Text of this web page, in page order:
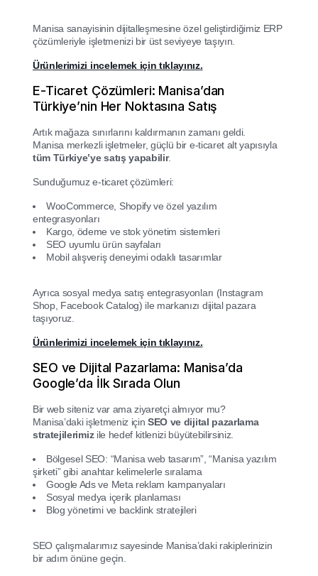
Manisa sanayisinin dijitalleşmesine özel geliştirdiğimiz ERP
çözümleriyle işletmenizi bir üst seviyeye taşıyın.
Ürünlerimizi incelemek için tıklayınız.
E-Ticaret Çözümleri: Manisa’dan
Türkiye’nin Her Noktasına Satış
Artık mağaza sınırlarını kaldırmanın zamanı geldi.
Manisa merkezli işletmeler, güçlü bir e-ticaret alt yapısıyla
tüm Türkiye’ye satış yapabilir.
Sunduğumuz e-ticaret çözümleri:
WooCommerce, Shopify ve özel yazılım
entegrasyonları
Kargo, ödeme ve stok yönetim sistemleri
SEO uyumlu ürün sayfaları
Mobil alışveriş deneyimi odaklı tasarımlar
Ayrıca sosyal medya satış entegrasyonları (Instagram
Shop, Facebook Catalog) ile markanızı dijital pazara
taşıyoruz.
Ürünlerimizi incelemek için tıklayınız.
SEO ve Dijital Pazarlama: Manisa’da
Google’da İlk Sırada Olun
Bir web siteniz var ama ziyaretçi almıyor mu?
Manisa’daki işletmeniz içinSEO ve dijital pazarlama
stratejilerimizile hedef kitlenizi büyütebilirsiniz.
Bölgesel SEO: “Manisa web tasarım”, “Manisa yazılım
şirketi” gibi anahtar kelimelerle sıralama
Google Ads ve Meta reklam kampanyaları
Sosyal medya içerik planlaması
Blog yönetimi ve backlink stratejileri
SEO çalışmalarımız sayesinde Manisa’daki rakiplerinizin
bir adım önüne geçin.